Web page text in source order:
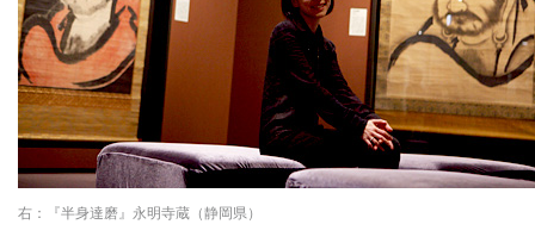
右：『半身達磨』永明寺蔵（静岡県）